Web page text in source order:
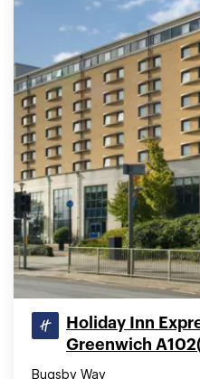
Holiday Inn
Greenwich
Bugsby Way